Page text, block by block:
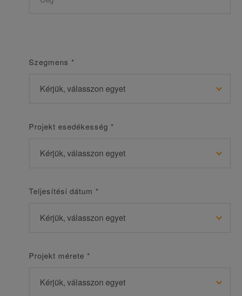
Szegmens *
Projekt esedékesség *
Teljesítési dátum *
Projekt mérete *